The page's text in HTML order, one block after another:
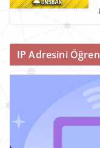
IP Adresini Öğren